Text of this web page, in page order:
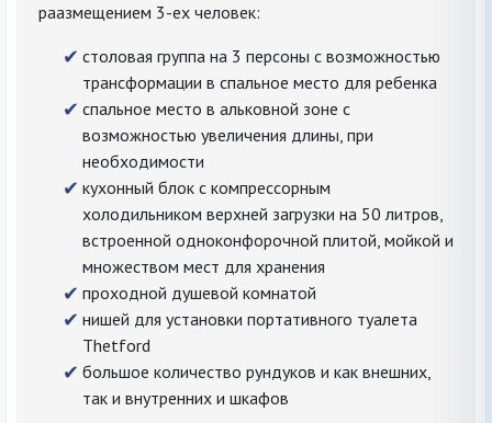
раазмещением 3-ех человек:
столовая группа на 3 персоны с возможностью
трансформации в спальное место для ребенка
спальное место в альковной зоне с
возможностью увеличения длины, при
необходимости
кухонный блок с компрессорным
холодильником верхней загрузки на 50 литров,
встроенной одноконфорочной плитой, мойкой и
множеством мест для хранения
проходной душевой комнатой
нишей для установки портативного туалета
Thetford
большое количество рундуков и как внешних,
так и внутренних и шкафов